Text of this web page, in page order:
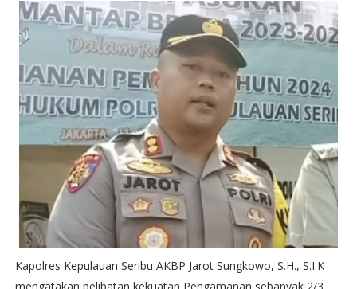
Kapolres Kepulauan Seribu AKBP Jarot Sungkowo, S.H., S.I.K